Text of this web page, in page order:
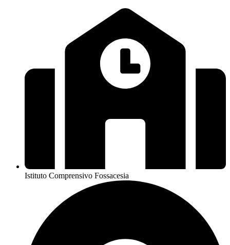
Istituto Comprensivo Fossacesia